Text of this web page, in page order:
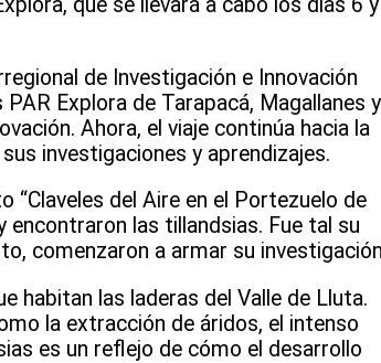
que se llevará a cabo los días 6 y
de Investigación e Innovación
Explora de Tarapacá, Magallanes y
Ahora, el viaje continúa hacia la
investigaciones y aprendizajes.
del Aire en el Portezuelo de
encontraron las tillandsias. Fue tal su
comenzaron a armar su
habitan las laderas del Valle de Lluta.
la extracción de áridos, el intenso
es un reflejo de cómo el desarrollo